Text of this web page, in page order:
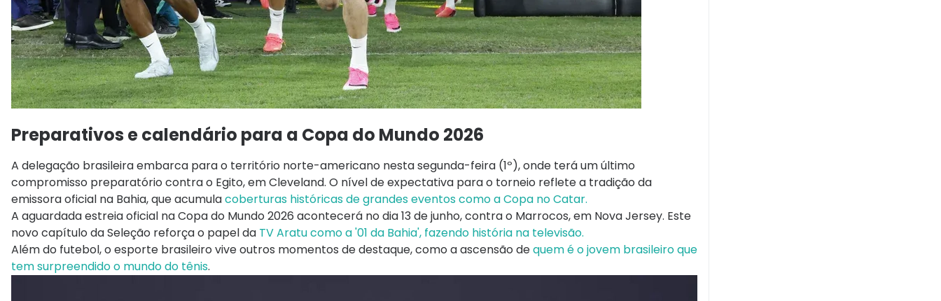
Preparativos e calendário para a Copa do Mundo 2026
A delegação brasileira embarca para o território norte-americano nesta segunda-feira (1º), onde terá um último
compromisso preparatório contra o Egito, em Cleveland. O nível de expectativa para o torneio reflete a tradição da
emissora oficial na Bahia, que acumulacoberturas históricas de grandes eventos como a Copa no Catar.
A aguardada estreia oficial naCopa do Mundo 2026 acontecerá no dia 13 de junho, contra o Marrocos, em Nova Jersey. Este
novo capítulo da Seleção reforça o papel da TV Aratu como a '01 da Bahia', fazendo história na televisão.
Além do futebol, o esporte brasileiro vive outros momentos de destaque, como a ascensão dequem é o jovem brasileiro que
tem surpreendido o mundo do tênis.